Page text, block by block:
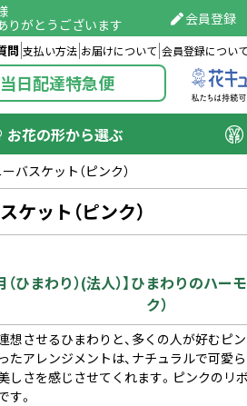
りがとうございます 会員登録
問 支払い方法 お届けについて 会員登録について
当日配達特急便
お花の形から選ぶ
バスケット（ピンク）
ット（ピンク）
（ひまわり）(法人）】ひまわりのハー
ク）
想させるひまわりと、多くの人が好むピ
たアレンジメントは、ナチュラルで可愛
しさを感じさせてくれます。ピンクのリ
す。